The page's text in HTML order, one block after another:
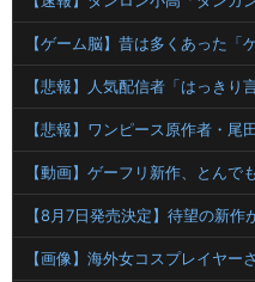
【動画】ゲーフリ新作、とん